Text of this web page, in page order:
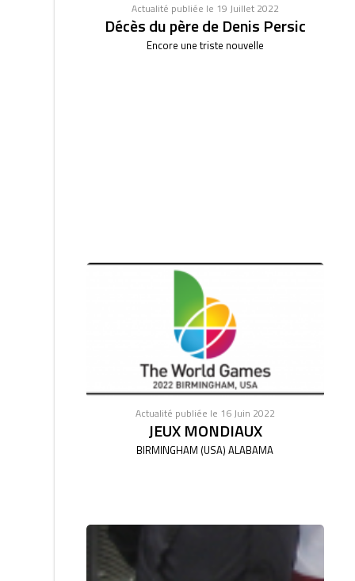
Actualité publiée le 19 Juillet 2022
Décès du père de Denis Persic
Encore une triste nouvelle
Actualité publiée le 16 Juin 2022
JEUX MONDIAUX
BIRMINGHAM (USA) ALABAMA